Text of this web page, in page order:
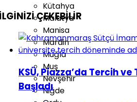
Kütahya
Malatya
Manisa
Mardin
Muğla
Muş
Nevşehir
Niğde
ÇEKEBİLİR
KSÜ, Piazza’da Tercih ve
Başladı